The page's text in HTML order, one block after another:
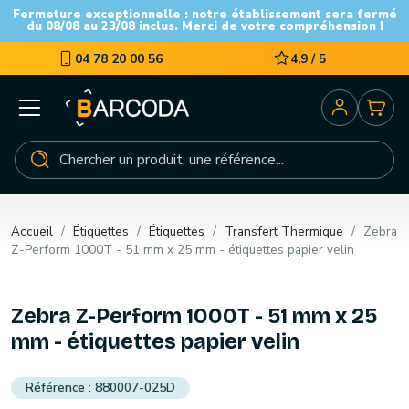
Fermeture exceptionnelle : notre établissement sera fermé
du 08/08 au 23/08 inclus. Merci de votre compréhension !
04 78 20 00 56 4,9 / 5
Accueil Étiquettes Étiquettes Transfert Thermique
Zebra
Z-Perform 1000T - 51 mm x 25 mm - étiquettes papier velin
Zebra Z-Perform 1000T - 51 mm x 25
mm - étiquettes papier velin
880007-025D